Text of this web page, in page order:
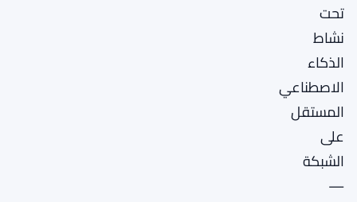
تحت
نشاط
الذكاء
الاصطناعي
المستقل
على
الشبكة
—